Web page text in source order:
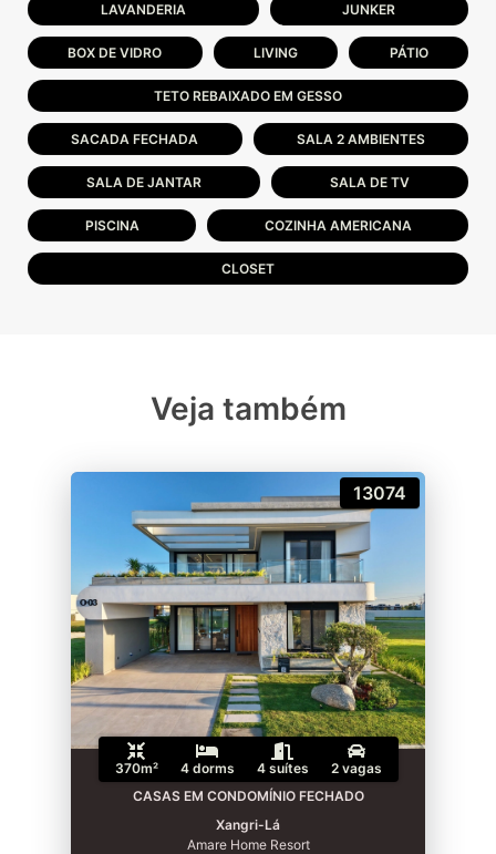
LAVANDERIA JUNKER
BOX DE VIDRO LIVING PÁTIO
TETO REBAIXADO EM GESSO
SACADA FECHADA SALA 2 AMBIENTES
SALA DE JANTAR SALA DE TV
PISCINA COZINHA AMERICANA
CLOSET
Veja também
13074
370m² 4 dorms 4 suítes
2 vagas
CASAS EM CONDOMÍNIO FECHADO
Xangri-Lá
Amare Home Resort